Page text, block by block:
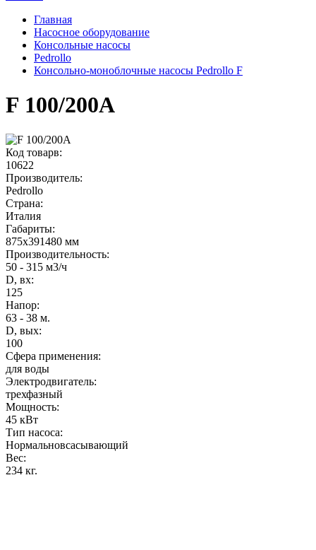
Главная
Насосное оборудование
Консольные насосы
Pedrollo
Консольно-моноблочные насосы Pedrollo F
F 100/200A
Код товарв:
10622
Производитель:
Pedrollo
Страна:
Италия
Габариты:
875x391480 мм
Производительность:
50 - 315 м3/ч
D, вх:
125
Напор:
63 - 38 м.
D, вых:
100
Сфера применения:
для воды
Электродвигатель:
трехфазный
Мощность:
45 кВт
Тип насоса:
Нормальновсасывающий
Вес:
234 кг.